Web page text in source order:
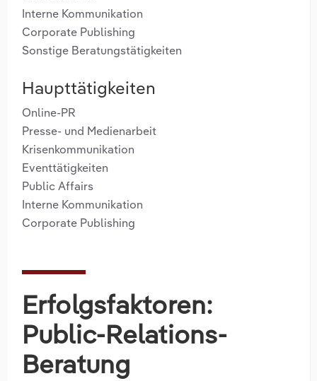
Interne Kommunikation
Corporate Publishing
Sonstige Beratungstätigkeiten
Haupttätigkeiten
Online-PR
Presse- und Medienarbeit
Krisenkommunikation
Eventtätigkeiten
Public Affairs
Interne Kommunikation
Corporate Publishing
Erfolgsfaktoren:
Public-Relations-
Beratung